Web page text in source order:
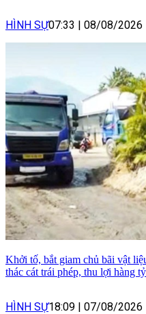
HÌNH SỰ07:33 | 08/08/2026
Khởi tố, bắt giam chủ bãi vật
thác cát trái phép, thu lợi hàng
HÌNH SỰ18:09 | 07/08/2026